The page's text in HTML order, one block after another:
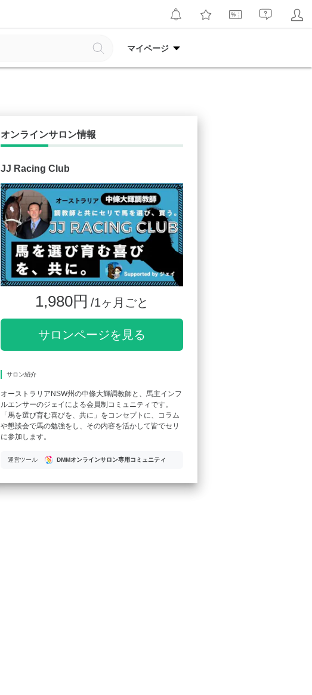
マイページ
オンラインサロン情報
JJ Racing Club
1,980円 /1ヶ月ごと
サロンページを見る
サロン紹介
オーストラリアNSW州の中條大輝調教師と、馬主インフ
ルエンサーのジェイによる会員制コミュニティです。
「馬を選び育む喜びを、共に」をコンセプトに、コラム
や懇談会で馬の勉強をし、その内容を活かして皆でセリ
に参加します。
運営ツール DMMオンラインサロン専用コミュニティ